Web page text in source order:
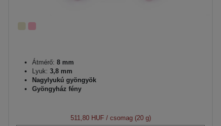
Átmérő: 8 mm
Lyuk: 3,8 mm
Nagylyukú gyöngyök
Gyöngyház fény
511,80 HUF/ csomag (20 g)